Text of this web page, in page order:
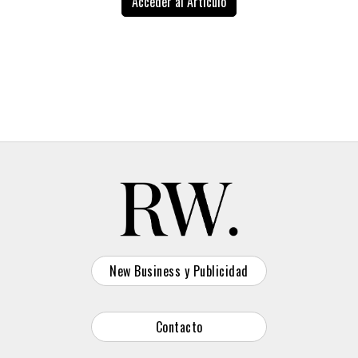
consolidar un nuevo estándar en la protección de
donde lo mejor de todo es que son muy buena gente y
New Business y Publicidad
Contacto